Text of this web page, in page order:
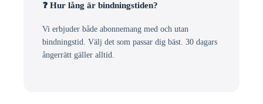
❓ Hur lång är bindningstiden?
Vi erbjuder både abonnemang med och utan
bindningstid. Välj det som passar dig bäst. 30 dagars
ångerrätt gäller alltid.